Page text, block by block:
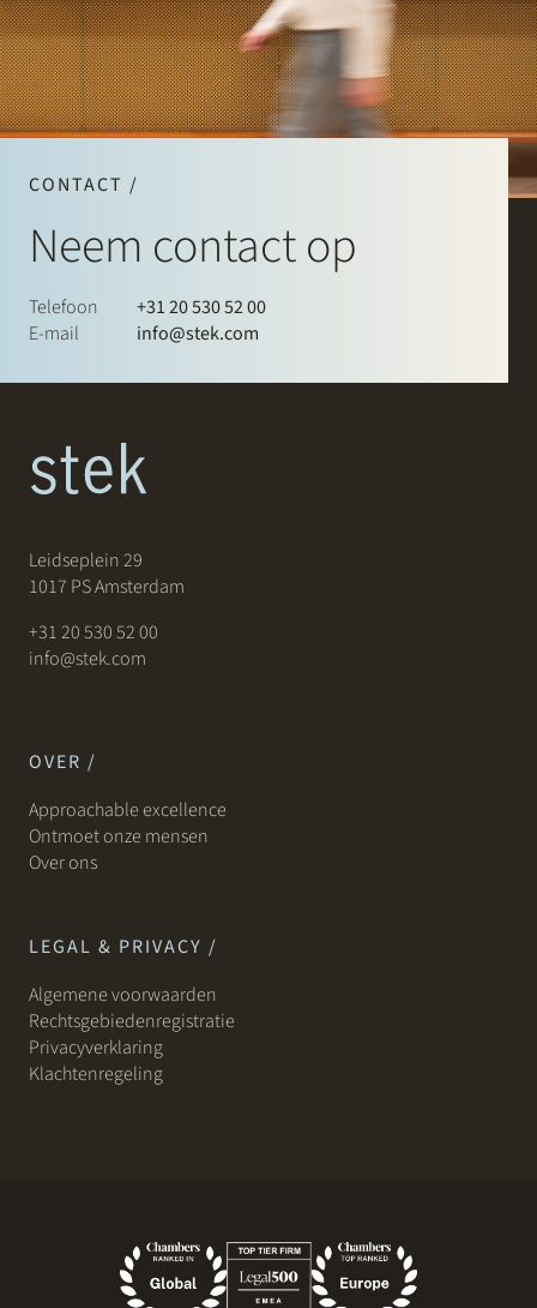
CONTACT /
Neem contact op
Telefoon
+31 20 530 52 00
E-mail
info@stek.com
Leidseplein 29
1017 PS Amsterdam
+31 20 530 52 00
info@stek.com
OVER /
Approachable excellence
Ontmoet onze mensen
Over ons
LEGAL & PRIVACY /
Algemene voorwaarden
Rechtsgebiedenregistratie
Privacyverklaring
Klachtenregeling